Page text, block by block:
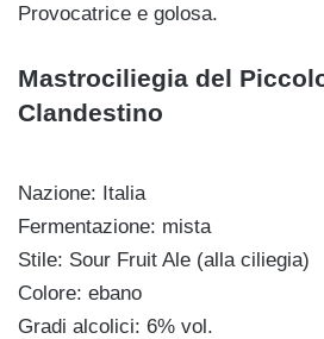
Provocatrice e golosa.
Mastrociliegia del
Clandestino
Nazione: Italia
Fermentazione: mista
Stile: Sour Fruit Ale (alla ciliegia)
Colore: ebano
Gradi alcolici: 6% vol.